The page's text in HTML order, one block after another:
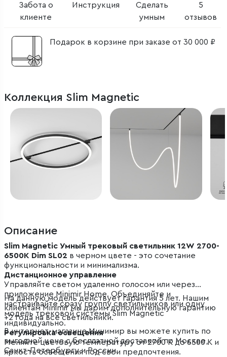
Забота о
клиенте
Инструкция
Сделать
умным
5
отзывов
Подарок в корзине при заказе от 30 000 ₽
Коллекция Slim Magnetic
Описание
Slim Magnetic Умный трековый светильник 12W 2700-
6500K Dim SL02 в черном цвете - это сочетание
функциональности и минимализма.
Дистанционное управление
Управляйте светом удаленно голосом или через
приложение Minimir Home. Объединяйте и
настраивайте сразу группу светильников или одну
модель трековой системы Slim Magnetic
индивидуально.
Регулировка освещения
Меняйте цветовую температуру от 2700 К до 6500 К и
яркость освещения под свои предпочтения.
На данную модель действует гарантия 5 лет. Нашим
клиентам Minimir мы дарим дополнительную гарантию
+2 года на все светильники.
В интернет-магазине Минимир вы можете купить по
выгодной цене с бесплатной доставкой по Москве,
Санкт-Петербургу и России.